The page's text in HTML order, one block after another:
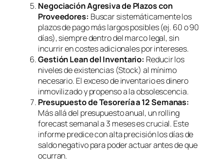
Negociación Agresiva de Plazos con
Proveedores: Buscar sistemáticamente los
plazos de pago más largos posibles (ej. 60 o 90
días), siempre dentro del marco legal, sin
incurrir en costes adicionales por intereses.
Gestión Lean del Inventario: Reducir los
niveles de existencias (Stock) al mínimo
necesario. El exceso de inventario es dinero
inmovilizado y propenso a la obsolescencia.
Presupuesto de Tesorería a 12 Semanas:
Más allá del presupuesto anual, unrolling
forecastsemanal a 3 meses es crucial. Este
informe predice con alta precisión los días de
saldo negativo para poder actuar antes de que
ocurran.